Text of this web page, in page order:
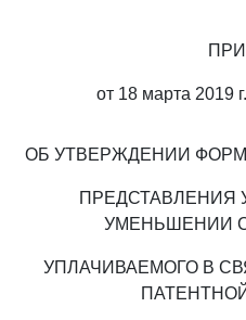
от 18 марта 2019
ОБ УТВЕРЖДЕНИИ
ПРЕДСТАВЛЕНИЯ
УМЕНЬШЕНИИ
УПЛАЧИВАЕМОГО В